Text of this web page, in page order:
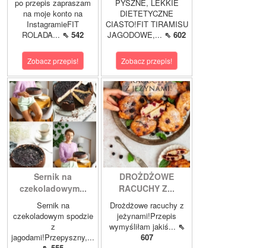
po przepis zapraszam
na moje konto na
InstagramieFIT
ROLADA... ⇖ 542
Zobacz przepis!
PYSZNE, LEKKIE
DIETETYCZNE
CIASTO!FIT TIRAMISU
JAGODOWE,... ⇖ 602
Zobacz przepis!
Sernik na
czekoladowym...
Sernik na
czekoladowym spodzie
z
jagodami!Przepyszny,...
DROŻDŻOWE
RACUCHY Z...
Drożdżowe racuchy z
jeżynami!Przepis
wymyśliłam jakiś... ⇖
607